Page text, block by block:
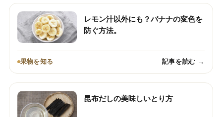
レモン汁以外にも？バナナの変色を
防ぐ方法。
果物を知る 記事を読む →
昆布だしの美味しいとり方